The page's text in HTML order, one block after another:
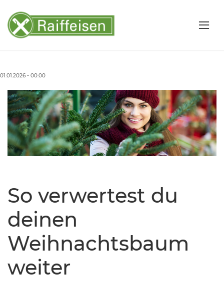
01.01.2026 - 00:00
So verwertest du
deinen
Weihnachtsbaum
weiter